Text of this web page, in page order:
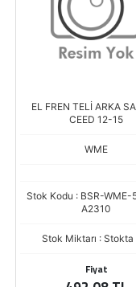
EL FREN TELİ ARKA
CEED 12-15
WME
Stok Kodu : BSR-WME-
A2310
Stok Miktarı : Stokta
Fiyat